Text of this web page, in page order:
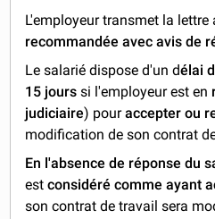
L'employeur transmet la lettre
recommandée avec avis de
Le salarié dispose d'un délai
15 jours si l'employeur est en
judiciaire) pouraccepter ou
modification de son contrat
En l'absence de réponse du
estconsidéré comme ayant
son contrat de travail sera